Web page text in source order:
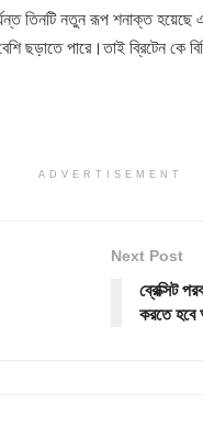
তিনটি নতুন রূপ শনাক্ত
ছড়াতে পারে।তাই ব্রিটেন কে
ADVERTISEMENT
Next Post
ব্রেক্সিট
করতে হবে